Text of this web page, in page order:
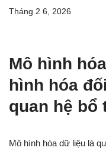
Tháng 2 6, 2026
Mô hình
hình hóa
quan hệ bổ
Mô hình hóa dữ liệu là